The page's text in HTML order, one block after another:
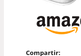
Compartir: